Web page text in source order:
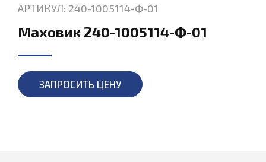
АРТИКУЛ: 240-1005114-Ф-01
Маховик 240-1005114-Ф-01
ЗАПРОСИТЬ ЦЕНУ